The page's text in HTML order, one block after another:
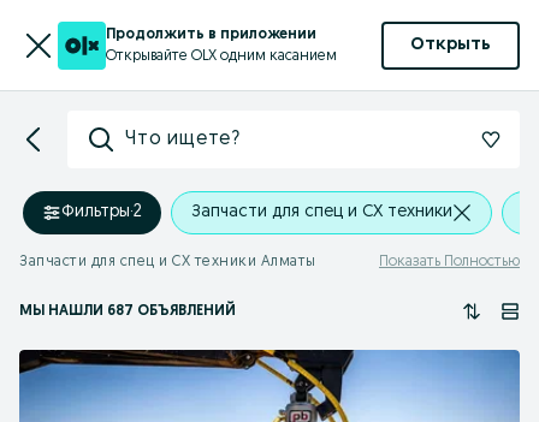
Продолжить в приложении
Открывайте OLX одним касанием
Открыть
Что ищете?
Фильтры·2 Запчасти для спец и СХ техники
Запчасти для спец и СХ техники Алматы Показать Полностью
МЫ НАШЛИ 687 ОБЪЯВЛЕНИЙ